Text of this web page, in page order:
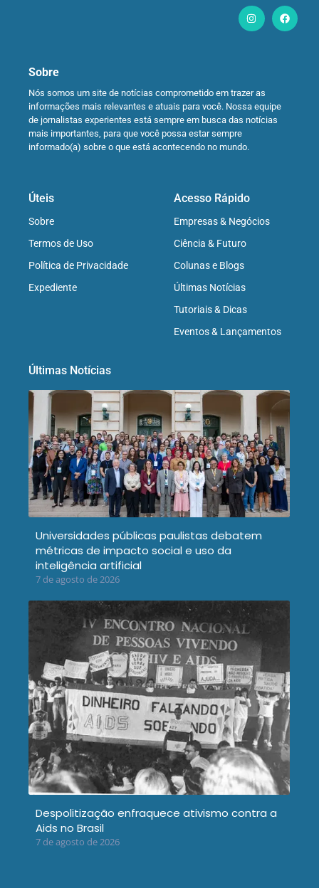
Sobre
Nós somos um site de notícias comprometido em trazer as
informações mais relevantes e atuais para você. Nossa equipe
de jornalistas experientes está sempre em busca das notícias
mais importantes, para que você possa estar sempre
informado(a) sobre o que está acontecendo no mundo.
Úteis
Sobre
Termos de Uso
Política de Privacidade
Expediente
Acesso Rápido
Empresas & Negócios
Ciência & Futuro
Colunas e Blogs
Últimas Notícias
Tutoriais & Dicas
Eventos & Lançamentos
Últimas Notícias
Universidades públicas paulistas debatem
métricas de impacto social e uso da
inteligência artificial
7 de agosto de 2026
Despolitização enfraquece ativismo contra a
Aids no Brasil
7 de agosto de 2026